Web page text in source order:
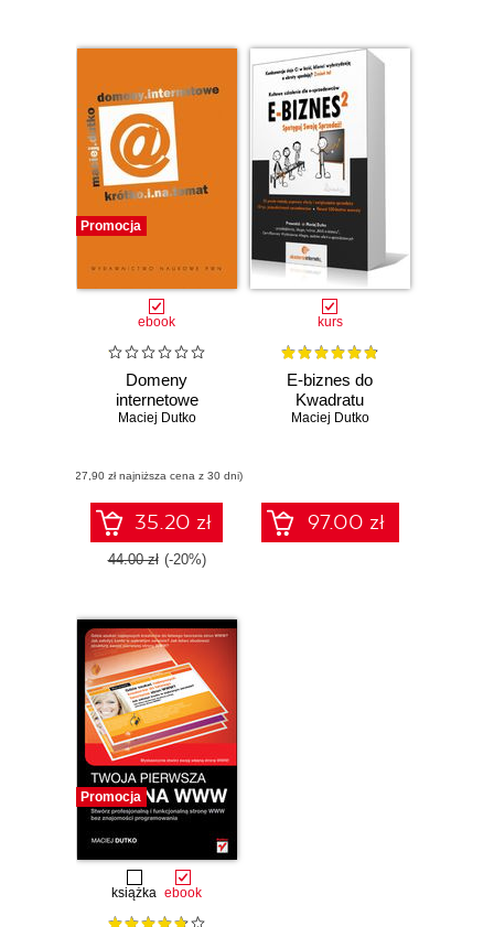
Promocja
ebook
Domeny
internetowe
Maciej Dutko
(27,90 zł najniższa cena z 30 dni)
35.20 zł
44.00 zł (-20%)
kurs
E-biznes do
Kwadratu
Maciej Dutko
97.00 zł
Promocja
książka ebook